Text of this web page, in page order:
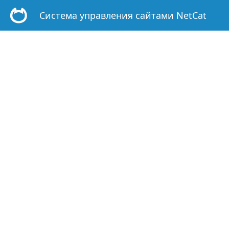
Система управления сайтами NetCat